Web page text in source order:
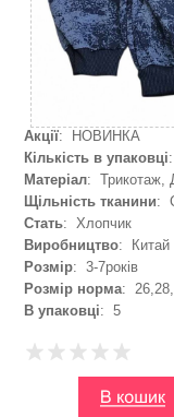
Акції: НОВИНКА
Кількість в упаковці
Матеріал: Трикотаж,
Щільність тканини:
Стать: Хлопчик
Виробництво: Китай
Розмір: 3-7років
Розмір норма:
В упаковці: 5